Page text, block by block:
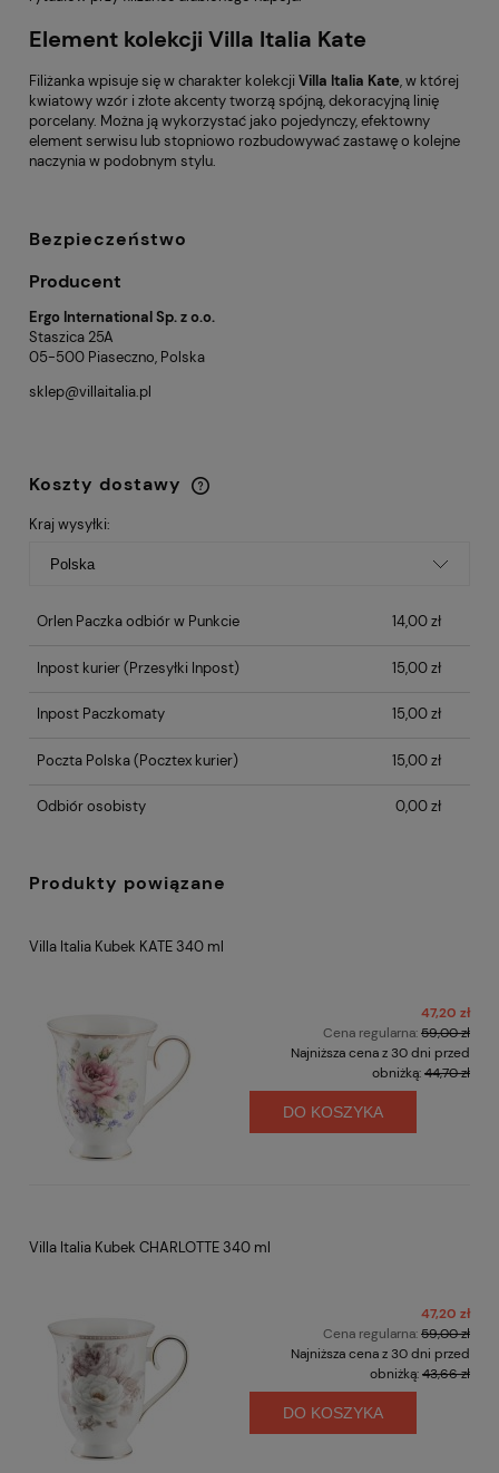
Element kolekcji Villa Italia Kate
Filiżanka wpisuje się w charakter kolekcji Villa Italia Kate, w której
kwiatowy wzór i złote akcenty tworzą spójną, dekoracyjną linię
porcelany. Można ją wykorzystać jako pojedynczy, efektowny
element serwisu lub stopniowo rozbudowywać zastawę o kolejne
naczynia w podobnym stylu.
Bezpieczeństwo
Producent
Ergo International Sp. z o.o.
Staszica 25A
05-500 Piaseczno, Polska
sklep@villaitalia.pl
Koszty dostawy
Cena nie zawiera ewentualnych kosztów
płatności
Kraj wysyłki:
Orlen Paczka odbiór w Punkcie 14,00 zł
Inpost kurier(Przesyłki Inpost) 15,00 zł
Inpost Paczkomaty 15,00 zł
Poczta Polska(Pocztex kurier) 15,00 zł
Odbiór osobisty 0,00 zł
Produkty powiązane
Villa Italia Kubek KATE 340 ml
47,20 zł
Cena regularna:59,00 zł
Najniższa cena z 30 dni przed
obniżką:44,70 zł
DO KOSZYKA
Villa Italia Kubek CHARLOTTE 340 ml
47,20 zł
Cena regularna:59,00 zł
Najniższa cena z 30 dni przed
obniżką:43,66 zł
DO KOSZYKA